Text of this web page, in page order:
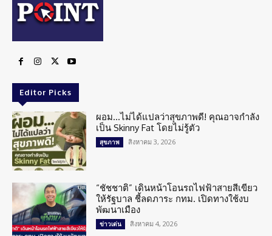
Editor Picks
ผอม…ไม่ได้แปลว่าสุขภาพดี! คุณอาจกำลัง
เป็น Skinny Fat โดยไม่รู้ตัว
สุขภาพ สิงหาคม 3, 2026
“ชัชชาติ” เดินหน้าโอนรถไฟฟ้าสายสีเขียว
ให้รัฐบาล ชี้ลดภาระ กทม. เปิดทางใช้งบ
พัฒนาเมือง
ข่าวเด่น สิงหาคม 4, 2026